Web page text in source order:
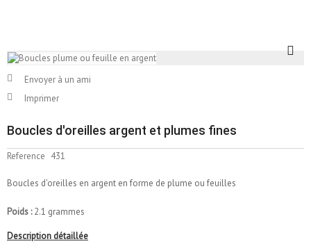
Envoyer à un ami
Imprimer
Boucles d'oreilles argent et plumes fines
Reference 431
Boucles d'oreilles en argent en forme de plume ou feuilles
Poids :2.1 grammes
Description détaillée